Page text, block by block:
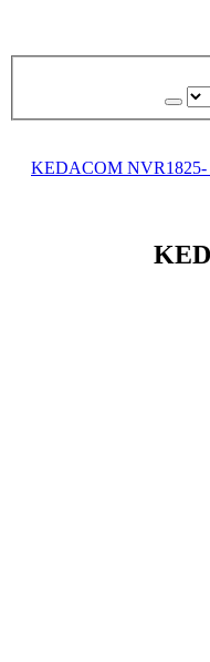
מערכת הקלטה NVR ל32 מצלמות KEDACOM NVR1825-